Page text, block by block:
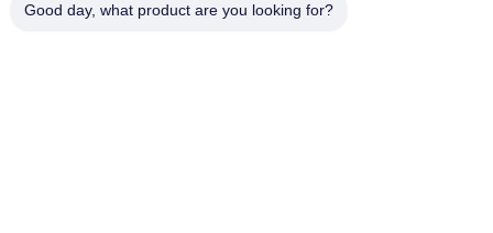
Timbangan
Good day, what product are you looking for?